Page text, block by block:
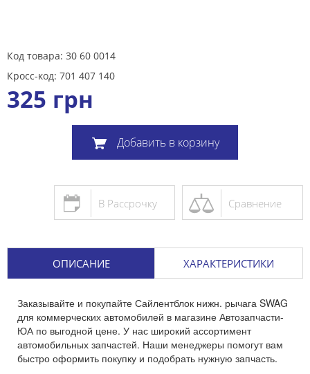
Код товара: 30 60 0014
Кросс-код: 701 407 140
325 грн
Добавить в корзину
Сравнение
В Рассрочку
ОПИСАНИЕ ХАРАКТЕРИСТИКИ
Заказывайте и покупайте Сайлентблок нижн. рычага SWAG
для коммерческих автомобилей в магазине Автозапчасти-
ЮА по выгодной цене. У нас широкий ассортимент
автомобильных запчастей. Наши менеджеры помогут вам
быстро оформить покупку и подобрать нужную запчасть.